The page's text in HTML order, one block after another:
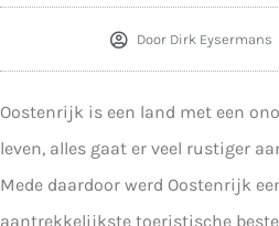
DoorDirk Eysermans
Oostenrijk is een land met een
leven, alles gaat er veel rustiger
Mede daardoor werd Oostenrijk
aantrekkelijkste toeristische